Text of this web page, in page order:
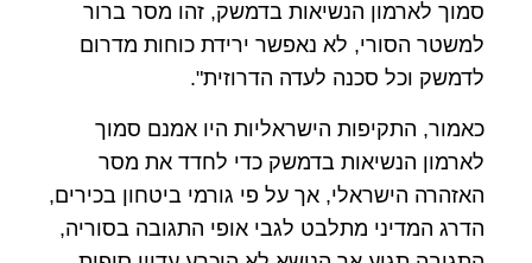
סמוך לארמון הנשיאות בדמשק, זהו מסר ברור
למשטר הסורי, לא נאפשר ירידת כוחות מדרום
לדמשק וכל סכנה לעדה הדרוזית".
כאמור, התקיפות הישראליות היו אמנם סמוך
לארמון הנשיאות בדמשק כדי לחדד את מסר
האזהרה הישראלי, אך על פי גורמי ביטחון בכירים,
הדרג המדיני מתלבט לגבי אופי התגובה בסוריה,